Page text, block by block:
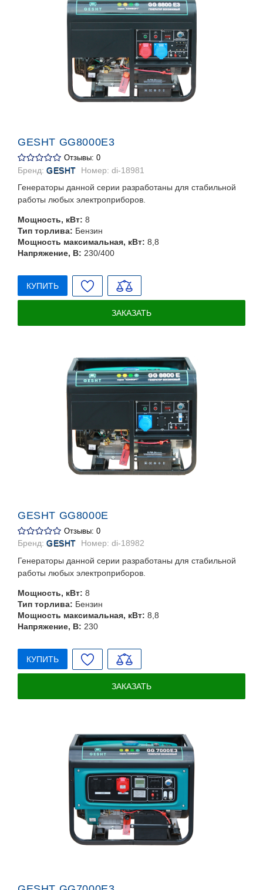
GESHT GG8000E3
Отзывы: 0
Бренд: GESHT Номер: di-18981
Генераторы данной серии разработаны для стабильной
работы любых электроприборов.
Мощность, кВт: 8
Тип торлива: Бензин
Мощность максимальная, кВт: 8,8
Напряжение, В: 230/400
КУПИТЬ
ЗАКАЗАТЬ
GESHT GG8000E
Отзывы: 0
Бренд: GESHT Номер: di-18982
Генераторы данной серии разработаны для стабильной
работы любых электроприборов.
Мощность, кВт: 8
Тип торлива: Бензин
Мощность максимальная, кВт: 8,8
Напряжение, В: 230
КУПИТЬ
ЗАКАЗАТЬ